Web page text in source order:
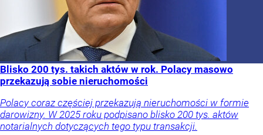
Blisko 200 tys. takich aktów w rok. Polacy masowo
przekazują sobie nieruchomości
Polacy coraz częściej przekazują nieruchomości w formie
darowizny. W 2025 roku podpisano blisko 200 tys. aktów
notarialnych dotyczących tego typu transakcji.